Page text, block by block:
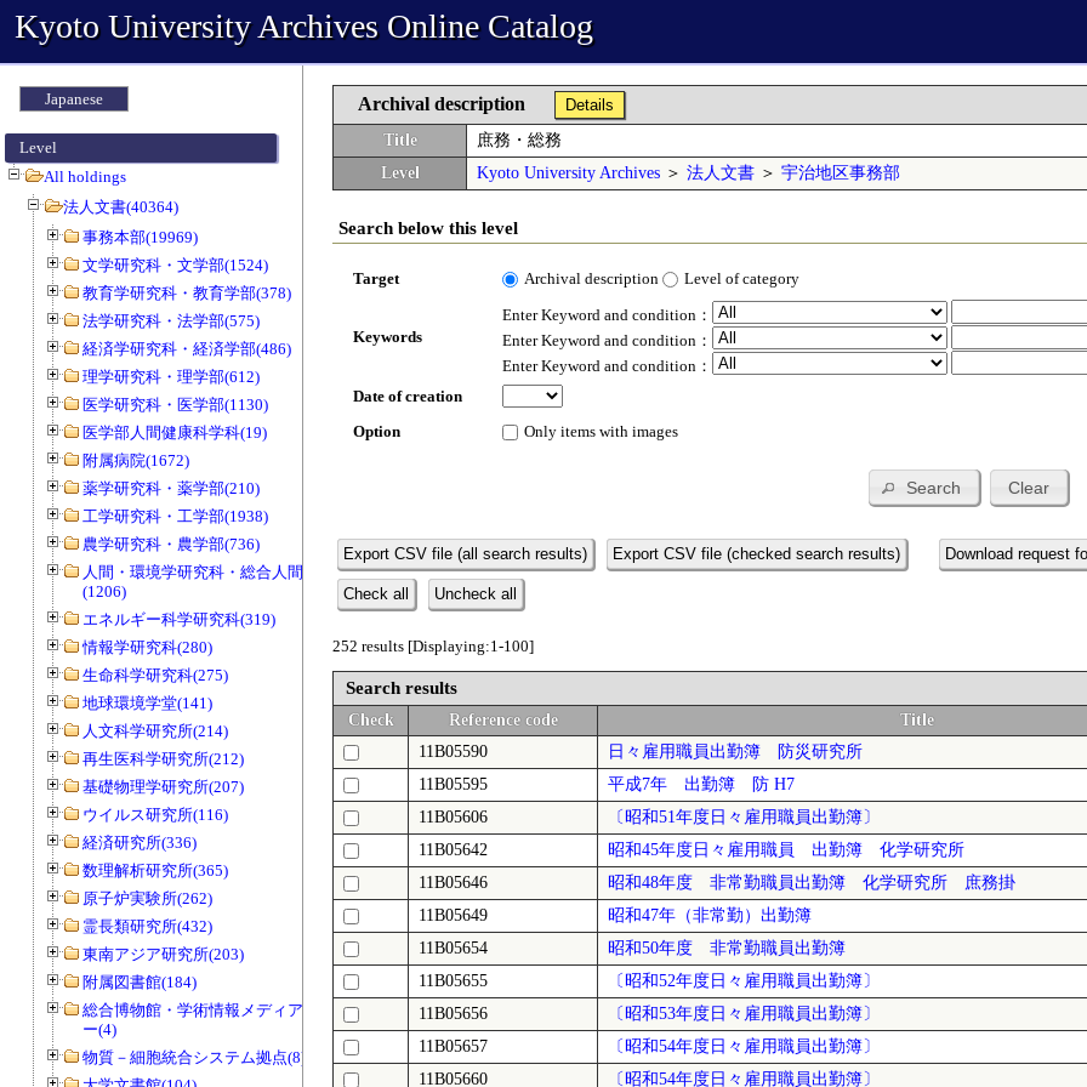
Kyoto University Archives Online Catalog
Japanese
Level
All holdings
法人文書(40364)
事務本部(19969)
文学研究科・文学部(1524)
教育学研究科・教育学部(378)
法学研究科・法学部(575)
経済学研究科・経済学部(486)
理学研究科・理学部(612)
医学研究科・医学部(1130)
医学部人間健康科学科(19)
附属病院(1672)
薬学研究科・薬学部(210)
工学研究科・工学部(1938)
農学研究科・農学部(736)
人間・環境学研究科・総合人間学部
(1206)
エネルギー科学研究科(319)
情報学研究科(280)
生命科学研究科(275)
地球環境学堂(141)
人文科学研究所(214)
再生医科学研究所(212)
基礎物理学研究所(207)
ウイルス研究所(116)
経済研究所(336)
数理解析研究所(365)
原子炉実験所(262)
霊長類研究所(432)
東南アジア研究所(203)
附属図書館(184)
総合博物館・学術情報メディアセンタ
ー(4)
物質－細胞統合システム拠点(8)
Archival description
Details
Title
庶務・総務
Level
Kyoto University Archives ＞ 法人文書 ＞ 宇治地区事務部
Search below this level
Target Archival description Level of category
Keywords
Enter Keyword and condition：
Enter Keyword and condition：
Enter Keyword and condition：
Date of creation
Option
Only items with images
Search Clear
Export CSV file (all search results) Export CSV file (checked search results) Download request
Check all
Uncheck all
252 results [Displaying:1-100]
Search results
Check Reference code Title
11B05590
日々雇用職員出勤簿 防災研究所
11B05595
平成7年 出勤簿 防 H7
11B05606
〔昭和51年度日々雇用職員出勤簿〕
11B05642
昭和45年度日々雇用職員 出勤簿 化学研究所
11B05646
昭和48年度 非常勤職員出勤簿 化学研究所 庶務掛
11B05649
昭和47年（非常勤）出勤簿
11B05654
昭和50年度 非常勤職員出勤簿
11B05655
〔昭和52年度日々雇用職員出勤簿〕
11B05656
〔昭和53年度日々雇用職員出勤簿〕
11B05657
〔昭和54年度日々雇用職員出勤簿〕
11B05660
〔昭和54年度日々雇用職員出勤簿〕